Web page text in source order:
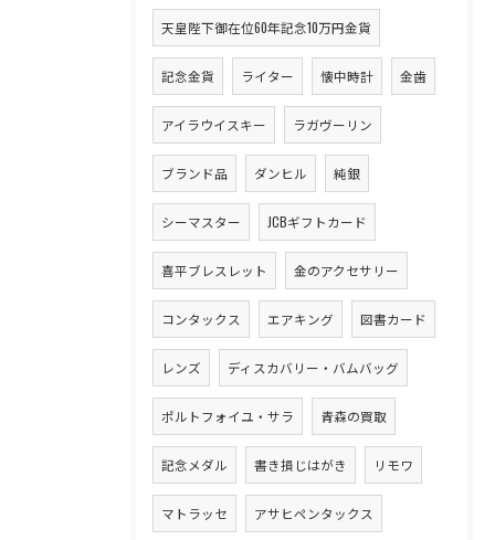
天皇陛下御在位60年記念10万円金貨
記念金貨 ライター 懐中時計 金歯
アイラウイスキー ラガヴーリン
ブランド品 ダンヒル 純銀
シーマスター JCBギフトカード
喜平ブレスレット 金のアクセサリー
コンタックス エアキング 図書カード
レンズ ディスカバリー・バムバッグ
ポルトフォイユ・サラ 青森の買取
記念メダル 書き損じはがき リモワ
マトラッセ アサヒペンタックス